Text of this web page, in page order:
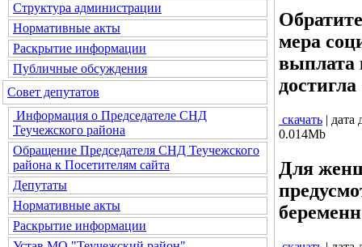
Структура администрации
Нормативные акты
Раскрытие информации
Публичные обсуждения
Совет депутатов
Информация о Председателе СНД
Теучежского района
Обращение Председателя СНД Теучежского
района к Посетителям сайта
Депутаты
Нормативные акты
Раскрытие информации
мера
выплата
достигла
скачать | дата
0.014Mb
Для